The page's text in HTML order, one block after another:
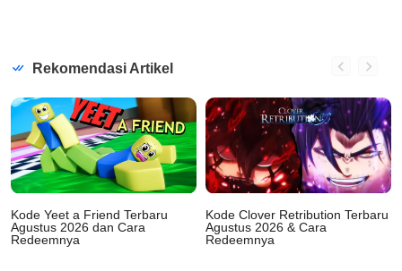
Rekomendasi Artikel
Kode Yeet a Friend Terbaru
Agustus 2026 dan Cara
Redeemnya
Kode Clover Retribution Terbaru
Agustus 2026 & Cara
Redeemnya